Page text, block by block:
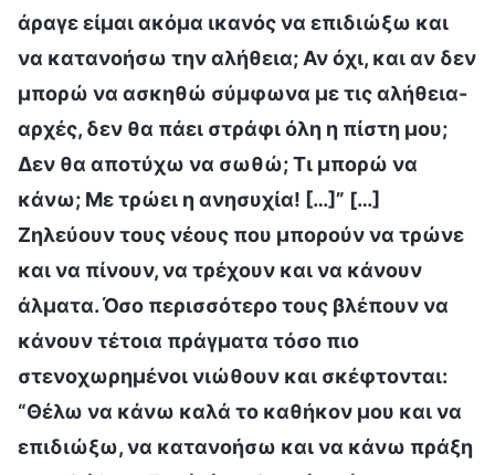
άραγε είμαι ακόμα ικανός να επιδιώξω και
να κατανοήσω την αλήθεια; Αν όχι, και αν δεν
μπορώ να ασκηθώ σύμφωνα με τις αλήθεια-
αρχές, δεν θα πάει στράφι όλη η πίστη μου;
Δεν θα αποτύχω να σωθώ; Τι μπορώ να
κάνω; Με τρώει η ανησυχία! […]” […]
Ζηλεύουν τους νέους που μπορούν να τρώνε
και να πίνουν, να τρέχουν και να κάνουν
άλματα. Όσο περισσότερο τους βλέπουν να
κάνουν τέτοια πράγματα τόσο πιο
στενοχωρημένοι νιώθουν και σκέφτονται:
“Θέλω να κάνω καλά το καθήκον μου και να
επιδιώξω, να κατανοήσω και να κάνω πράξη